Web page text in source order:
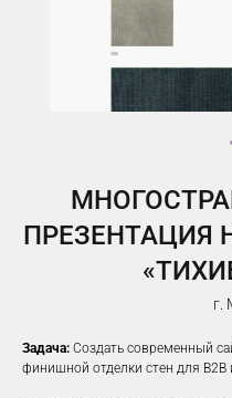
ПРЕЗЕНТАЦИЯ
г.
Задача: Создать современный
финишной отделки стен для B2B